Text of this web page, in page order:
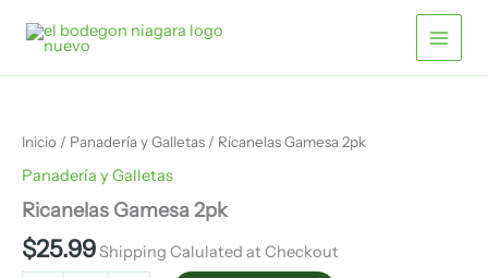
contenido
Inicio / Panadería y Galletas / Ricanelas Gamesa 2pk
Panadería y Galletas
Ricanelas Gamesa 2pk
$25.99 Shipping Calulated at Checkout
cantidad